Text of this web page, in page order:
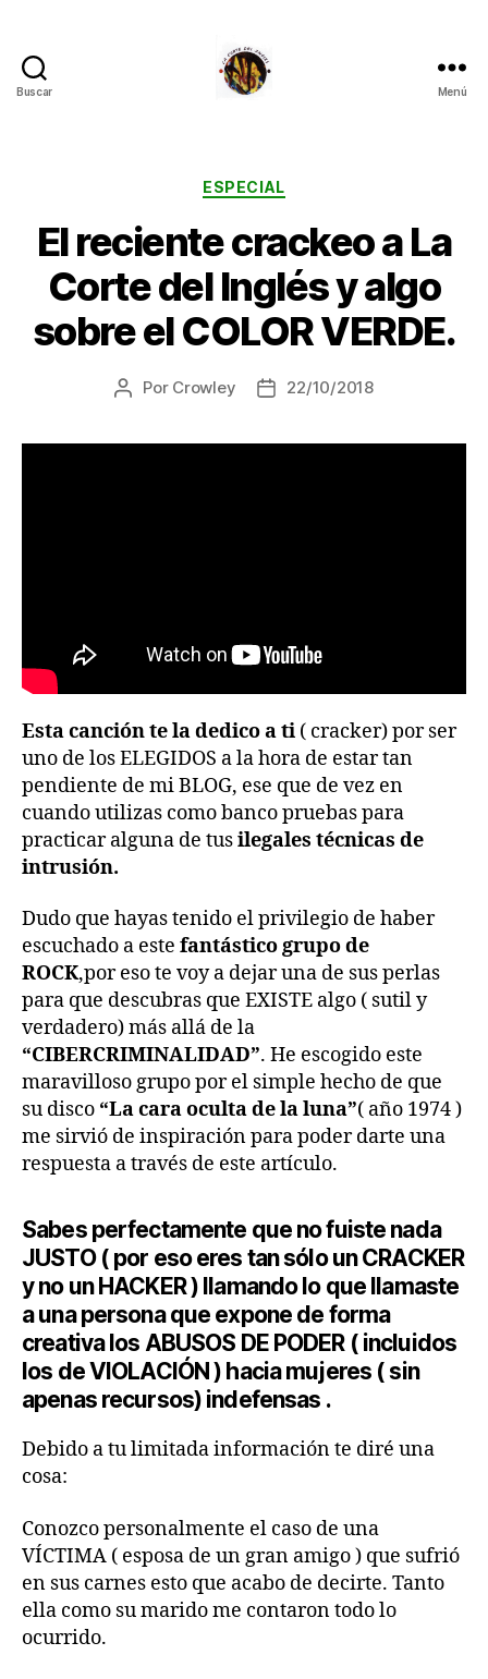
Buscar
Inglés
Menú
Categorías
ESPECIAL
El reciente crackeo a La
Corte del Inglés y algo
sobre el COLOR VERDE.
Autor
Por Crowley
Fecha22/10/2018
Esta canción te la dedico a ti ( cracker) por ser
uno de los ELEGIDOS a la hora de estar tan
pendiente de mi BLOG, ese que de vez en
cuando utilizas como banco pruebas para
practicar alguna de tusilegales técnicas de
intrusión.
Dudo que hayas tenido el privilegio de haber
escuchado a este fantástico grupo de
ROCK,por eso te voy a dejar una de sus perlas
para que descubras que EXISTE algo ( sutil y
verdadero) más allá de la
“CIBERCRIMINALIDAD”. He escogido este
maravilloso grupo por el simple hecho de que
su disco “La cara oculta de la luna”( año 1974 )
me sirvió de inspiración para poder darte una
respuesta a través de este artículo.
Sabes perfectamente que no fuiste nada
JUSTO( por eso eres tan sólo un CRACKER
y no un HACKER ) llamando lo que llamaste
a una persona que expone de forma
creativa los ABUSOS DE PODER ( incluidos
los de VIOLACIÓN ) hacia mujeres ( sin
apenas recursos) indefensas .
Debido a tu limitada información te diré una
cosa:
Conozco personalmente el caso de una
VÍCTIMA ( esposa de un gran amigo ) que sufrió
en sus carnes esto que acabo de decirte. Tanto
ella como su marido me contaron todo lo
ocurrido.